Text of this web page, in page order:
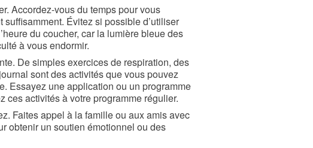
Accordez-vous du temps pour vous
Évitez si possible d’utiliser
du coucher, car la lumière bleue des
à vous endormir.
De simples exercices de respiration, des
sont des activités que vous pouvez
Essayez une application ou un programme
ces activités à votre programme régulier.
Faites appel à la famille ou aux amis avec
obtenir un soutien émotionnel ou des